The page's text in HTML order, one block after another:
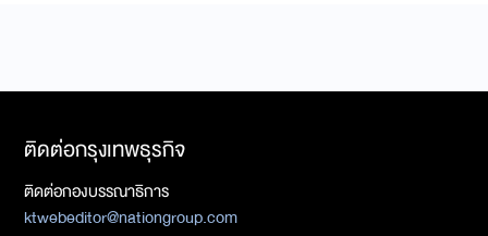
ติดต่อกรุงเทพธุรกิจ
ติดต่อกองบรรณาธิการ
ktwebeditor@nationgroup.com